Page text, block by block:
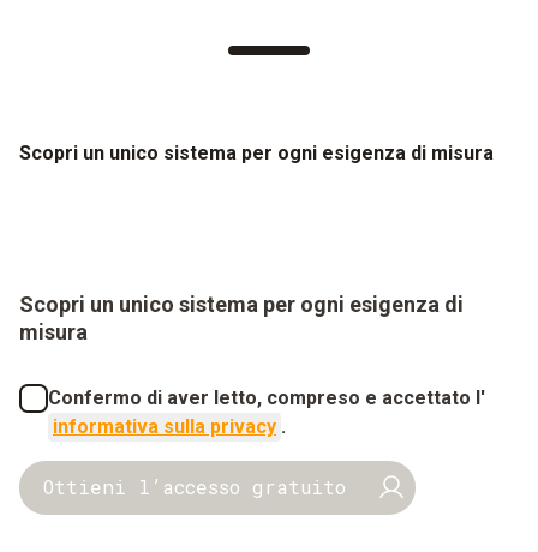
Scopri un unico sistema per ogni esigenza di misura
Scopri un unico sistema per ogni esigenza di
misura
Confermo di aver letto, compreso e accettato l'
informativa sulla privacy .
Ottieni l’accesso gratuito